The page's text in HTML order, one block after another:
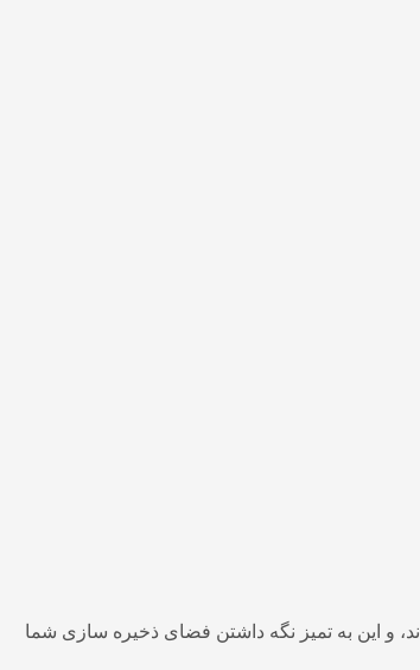
و این به تمیز نگه داشتن فضای ذخیره سازی شما